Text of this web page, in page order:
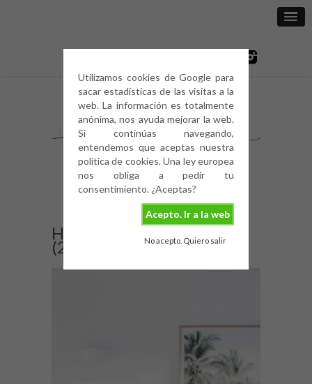
Utilizamos cookies de Google para
sacar estadísticas de las visitas a la
web. La información es totalmente
anónima, nos ayuda mejorar la web.
Si continúas navegando,
entendemos que aceptas nuestra
política de cookies. Una ley europea
nos obliga a pedir tu
consentimiento. ¿Aceptas?
Acepto. Ir a la web
No acepto. Quiero salir
HABITACIÓN PRINCIPAL
(2)